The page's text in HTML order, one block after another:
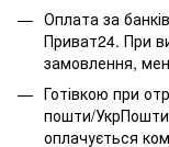
Оплата за
Приват24. При
замовлення,
Готівкою при
пошти/
оплачується